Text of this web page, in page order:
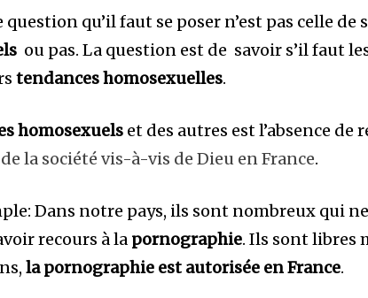
qu’il faut se poser n’est pas celle de
ou pas. La question est de savoir s’il faut
tendances homosexuelles.
homosexuels et des autres est l’absence de
la société vis-à-vis de Dieu en France.
Dans notre pays, ils sont nombreux qui
recours à la pornographie. Ils sont libres
la pornographie est autorisée en France.